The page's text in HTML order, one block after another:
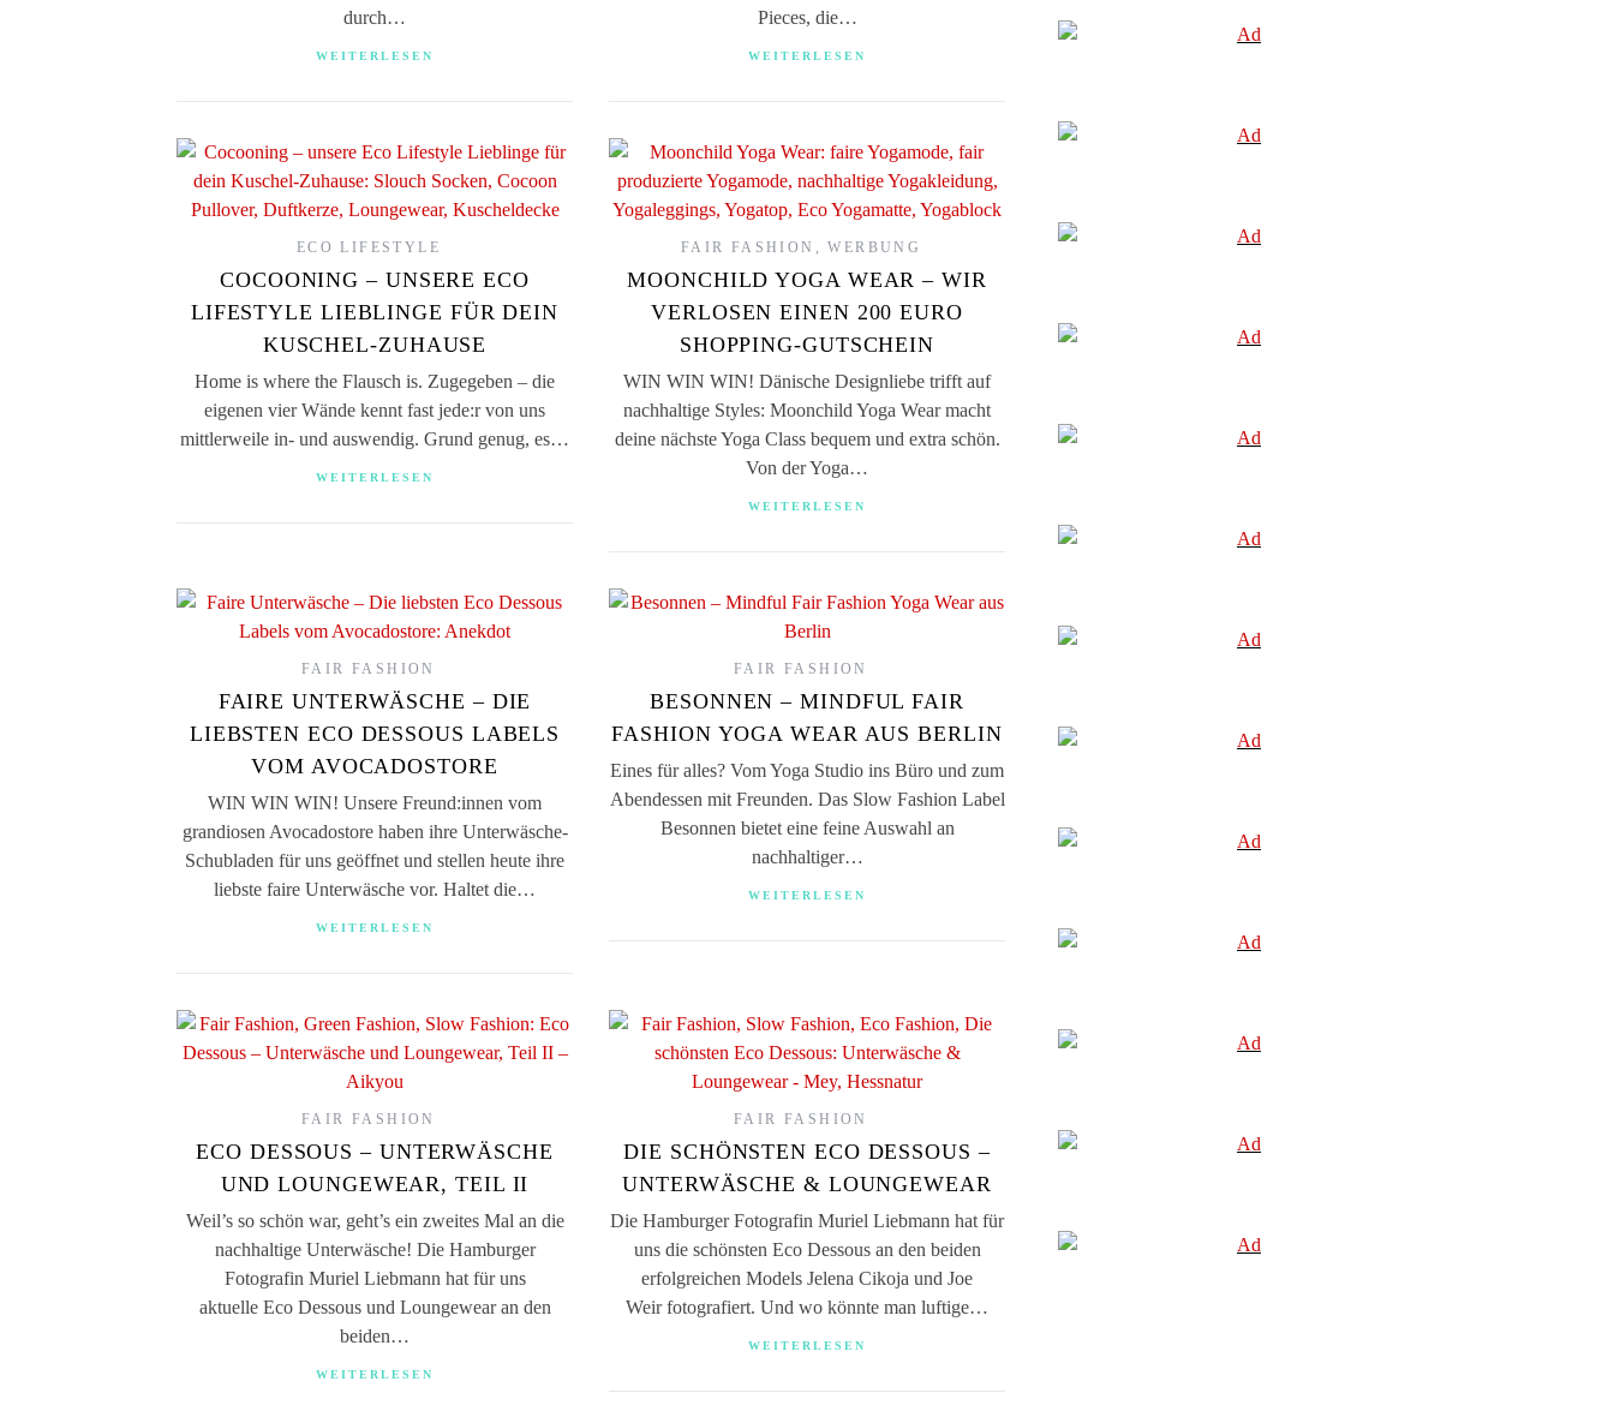
durch…
WEITERLESEN
Pieces, die…
WEITERLESEN
ECO LIFESTYLE
COCOONING – UNSERE ECO
LIFESTYLE LIEBLINGE FÜR DEIN
KUSCHEL-ZUHAUSE
Home is where the Flausch is. Zugegeben – die
eigenen vier Wände kennt fast jede:r von uns
mittlerweile in- und auswendig. Grund genug, es…
WEITERLESEN
FAIR FASHION ,WERBUNG
MOONCHILD YOGA WEAR – WIR
VERLOSEN EINEN 200 EURO
SHOPPING-GUTSCHEIN
WIN WIN WIN! Dänische Designliebe trifft auf
nachhaltige Styles: Moonchild Yoga Wear macht
deine nächste Yoga Class bequem und extra schön.
Von der Yoga…
WEITERLESEN
FAIR FASHION
FAIRE UNTERWÄSCHE – DIE
LIEBSTEN ECO DESSOUS LABELS
VOM AVOCADOSTORE
WIN WIN WIN! Unsere Freund:innen vom
grandiosen Avocadostore haben ihre Unterwäsche-
Schubladen für uns geöffnet und stellen heute ihre
liebste faire Unterwäsche vor. Haltet die…
WEITERLESEN
FAIR FASHION
BESONNEN – MINDFUL FAIR
FASHION YOGA WEAR AUS BERLIN
Eines für alles? Vom Yoga Studio ins Büro und zum
Abendessen mit Freunden. Das Slow Fashion Label
Besonnen bietet eine feine Auswahl an
nachhaltiger…
WEITERLESEN
FAIR FASHION
ECO DESSOUS – UNTERWÄSCHE
UND LOUNGEWEAR, TEIL II
Weil’s so schön war, geht’s ein zweites Mal an die
nachhaltige Unterwäsche! Die Hamburger
Fotografin Muriel Liebmann hat für uns
aktuelle Eco Dessous und Loungewear an den
beiden…
WEITERLESEN
FAIR FASHION
DIE SCHÖNSTEN ECO DESSOUS –
UNTERWÄSCHE & LOUNGEWEAR
Die Hamburger Fotografin Muriel Liebmann hat für
uns die schönsten Eco Dessous an den beiden
erfolgreichen Models Jelena Cikoja und Joe
Weir fotografiert. Und wo könnte man luftige…
WEITERLESEN